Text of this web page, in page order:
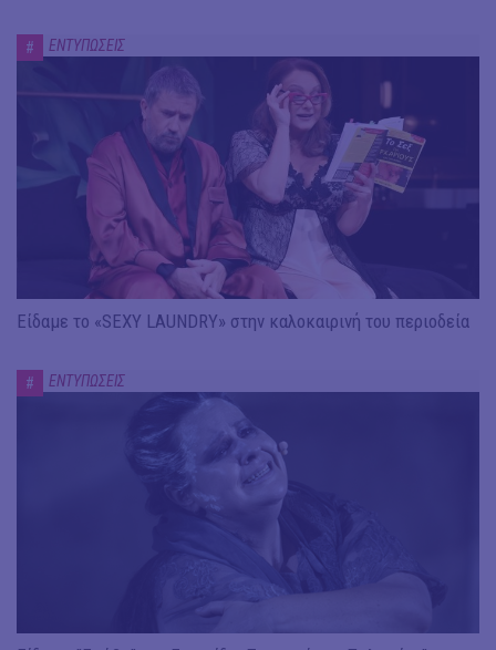
# ΕΝΤΥΠΩΣΕΙΣ
Είδαμε το «SEXY LAUNDRY» στην καλοκαιρινή του περιοδεία
# ΕΝΤΥΠΩΣΕΙΣ